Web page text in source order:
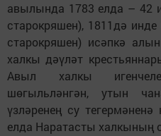
авылында 1783 елда – 42
старокряшен), 1811дә
старокряшен) исәпкә
халкы дәүләт
Авыл халкы
шөгыльләнгән, утын
үзләренең су
елда Наратасты халкының